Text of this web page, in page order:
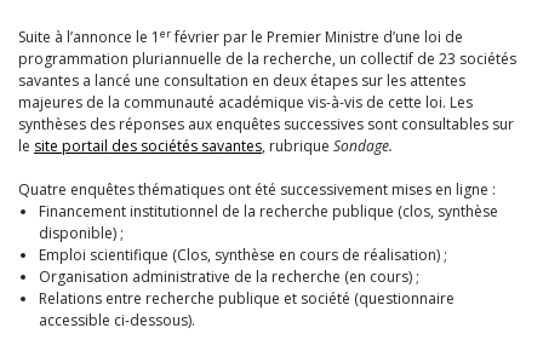
Suite à l’annonce le 1 erfévrier par le Premier Ministre d’une loi de
programmation pluriannuelle de la recherche, un collectif de 23 sociétés
savantes a lancé une consultation en deux étapes sur les attentes
majeures de la communauté académique vis-à-vis de cette loi. Les
synthèses des réponses aux enquêtes successives sont consultables sur
le site portail des sociétés savantes, rubrique Sondage.
Quatre enquêtes thématiques ont été successivement mises en ligne :
Financement institutionnel de la recherche publique (clos, synthèse
disponible) ;
Emploi scientifique (Clos, synthèse en cours de réalisation) ;
Organisation administrative de la recherche (en cours) ;
Relations entre recherche publique et société (questionnaire
accessible ci-dessous).